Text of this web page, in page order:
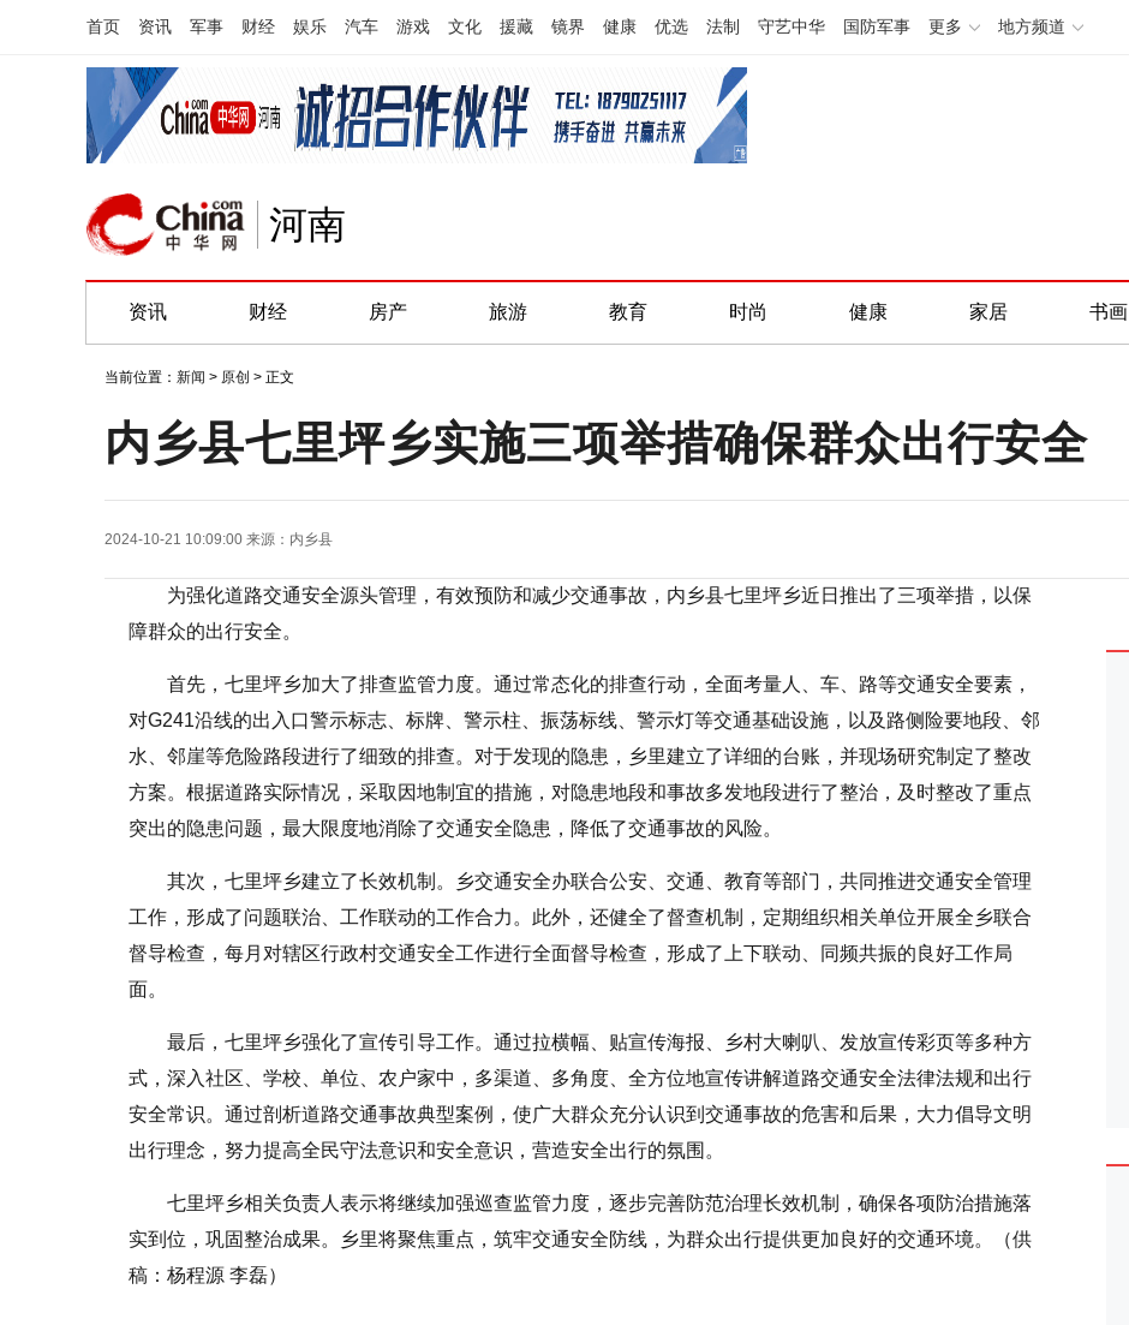
首页 资讯 军事 财经 娱乐 汽车 游戏 文化 援藏 镜界 健康 优选 法制 守艺中华 国防军事 更多 地方频道
河南
资讯 财经 房产 旅游 教育 时尚 健康 家居 书画
当前位置： 新闻 > 原创 > 正文
内乡县七里坪乡实施三项举措确保群众出行安全
2024-10-21 10:09:00 来源： 内乡县
为强化道路交通安全源头管理，有效预防和减少交通事故，内乡县七里坪乡近日推出了三项举措，以保
障群众的出行安全。
首先，七里坪乡加大了排查监管力度。通过常态化的排查行动，全面考量人、车、路等交通安全要素，
对G241沿线的出入口警示标志、标牌、警示柱、振荡标线、警示灯等交通基础设施，以及路侧险要地段、邻
水、邻崖等危险路段进行了细致的排查。对于发现的隐患，乡里建立了详细的台账，并现场研究制定了整改
方案。根据道路实际情况，采取因地制宜的措施，对隐患地段和事故多发地段进行了整治，及时整改了重点
突出的隐患问题，最大限度地消除了交通安全隐患，降低了交通事故的风险。
其次，七里坪乡建立了长效机制。乡交通安全办联合公安、交通、教育等部门，共同推进交通安全管理
工作，形成了问题联治、工作联动的工作合力。此外，还健全了督查机制，定期组织相关单位开展全乡联合
督导检查，每月对辖区行政村交通安全工作进行全面督导检查，形成了上下联动、同频共振的良好工作局
面。
最后，七里坪乡强化了宣传引导工作。通过拉横幅、贴宣传海报、乡村大喇叭、发放宣传彩页等多种方
式，深入社区、学校、单位、农户家中，多渠道、多角度、全方位地宣传讲解道路交通安全法律法规和出行
安全常识。通过剖析道路交通事故典型案例，使广大群众充分认识到交通事故的危害和后果，大力倡导文明
出行理念，努力提高全民守法意识和安全意识，营造安全出行的氛围。
七里坪乡相关负责人表示将继续加强巡查监管力度，逐步完善防范治理长效机制，确保各项防治措施落
实到位，巩固整治成果。乡里将聚焦重点，筑牢交通安全防线，为群众出行提供更加良好的交通环境。（供
稿：杨程源 李磊）